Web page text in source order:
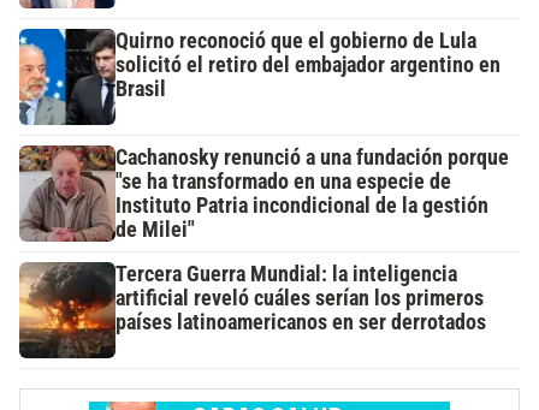
Quirno reconoció que el gobierno de Lula
solicitó el retiro del embajador argentino en
Brasil
Cachanosky renunció a una fundación porque
"se ha transformado en una especie de
Instituto Patria incondicional de la gestión
de Milei"
Tercera Guerra Mundial: la inteligencia
artificial reveló cuáles serían los primeros
países latinoamericanos en ser derrotados